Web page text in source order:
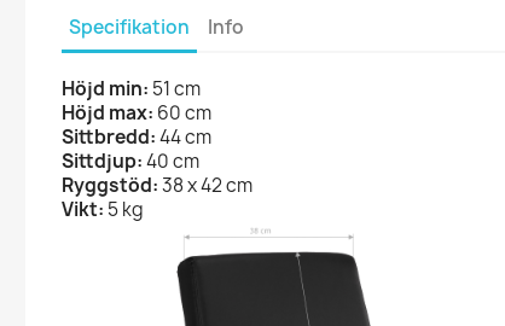
Specifikation Info
Höjd min: 51 cm
Höjd max: 60 cm
Sittbredd:44 cm
Sittdjup:40 cm
Ryggstöd:38 x 42 cm
Vikt: 5 kg